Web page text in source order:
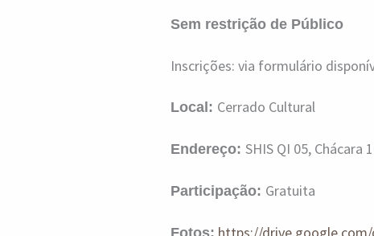
Sem restrição de Público
Inscrições: via formulário
Local: Cerrado Cultural
Endereço: SHIS QI 05, Chácara
Participação: Gratuita